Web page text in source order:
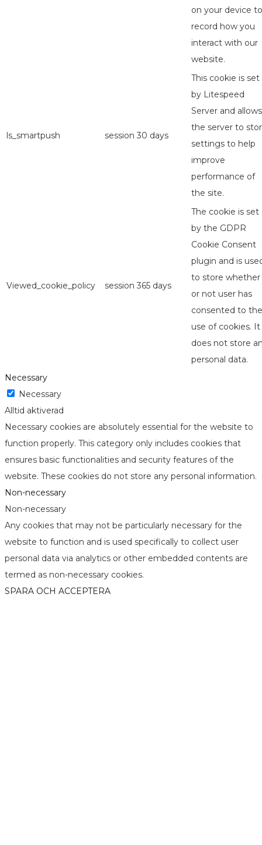
on your device to
record how you
interact with our
website.
ls_smartpush session 30 days
This cookie is set
by Litespeed
Server and allows
the server to
settings to help
improve
performance of
the site.
Viewed_cookie_policy session 365 days
The cookie is set
by the GDPR
Cookie Consent
plugin and is
to store whether
or not user has
consented to the
use of cookies. It
does not store
personal data.
Necessary
Necessary
Alltid aktiverad
Necessary cookies are absolutely essential for the website to
function properly. This category only includes cookies that
ensures basic functionalities and security features of the
website. These cookies do not store any personal information.
Non-necessary
Non-necessary
Any cookies that may not be particularly necessary for the
website to function and is used specifically to collect user
personal data via analytics or other embedded contents are
termed as non-necessary cookies.
SPARA OCH ACCEPTERA